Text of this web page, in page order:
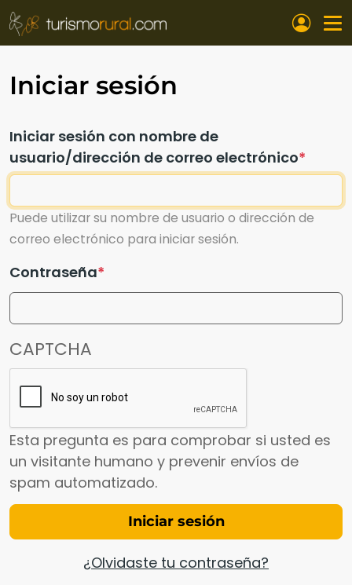
Pasar al contenido principal
Iniciar sesión
Iniciar sesión con nombre de
usuario/dirección de correo electrónico
Puede utilizar su nombre de usuario o dirección de
correo electrónico para iniciar sesión.
Contraseña
CAPTCHA
Esta pregunta es para comprobar si usted es
un visitante humano y prevenir envíos de
spam automatizado.
¿Olvidaste tu contraseña?